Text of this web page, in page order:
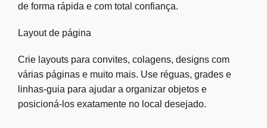
de forma rápida e com total confiança.
Layout de página
Crie layouts para convites, colagens, designs com
várias páginas e muito mais. Use réguas, grades e
linhas-guia para ajudar a organizar objetos e
posicioná-los exatamente no local desejado.